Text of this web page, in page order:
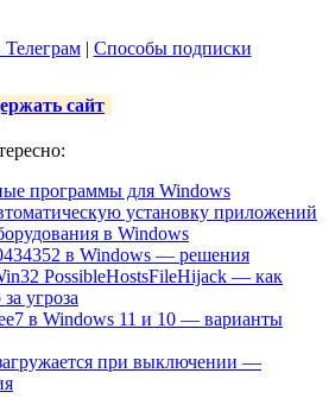
Телеграм| Способы подписки
сайт
программы для Windows
установку приложений
в Windows
в Windows — решения
PossibleHostsFileHijack — как
угроза
в Windows 11 и 10 — варианты
при выключении —